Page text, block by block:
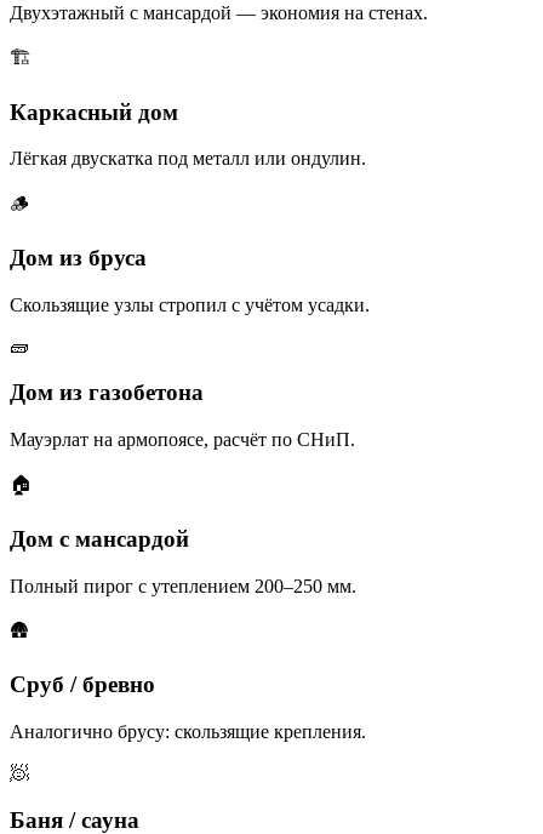
Двухэтажный с мансардой — экономия на стенах.
🏗
Каркасный дом
Лёгкая двускатка под металл или ондулин.
🪵
Дом из бруса
Скользящие узлы стропил с учётом усадки.
🧱
Дом из газобетона
Мауэрлат на армопоясе, расчёт по СНиП.
🏠
Дом с мансардой
Полный пирог с утеплением 200–250 мм.
🛖
Сруб / бревно
Аналогично брусу: скользящие крепления.
🧖
Баня / сауна